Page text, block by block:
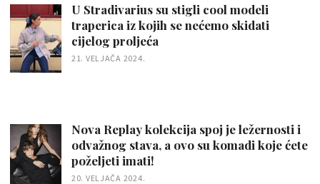
U Stradivarius su stigli cool modeli
traperica iz kojih se nećemo skidati
cijelog proljeća
21. VELJAČA 2024.
Nova Replay kolekcija spoj je ležernosti i
odvažnog stava, a ovo su komadi koje ćete
poželjeti imati!
20. VELJAČA 2024.